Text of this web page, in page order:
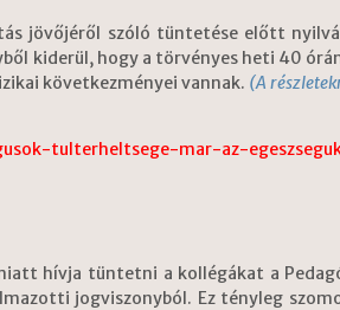
jövőjéről szóló tüntetése előtt
kiderül, hogy a törvényes heti 40
következményei vannak. (A
tulterheltsege-mar-az-
hívja tüntetni a kollégákat a
jogviszonyból. Ez tényleg